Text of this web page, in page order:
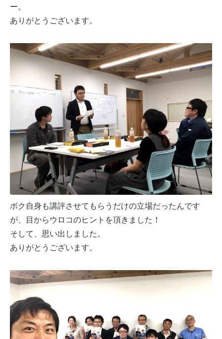
ー。
ありがとうございます。
ボク自身も講評させてもらうだけの立場だったんです
が、目からウロコのヒントを頂きました！
そして、思い出しました。
ありがとうございます。